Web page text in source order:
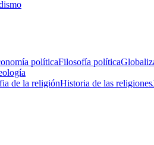
políticaFilosofía política
de la religiónHistoria de las religiones